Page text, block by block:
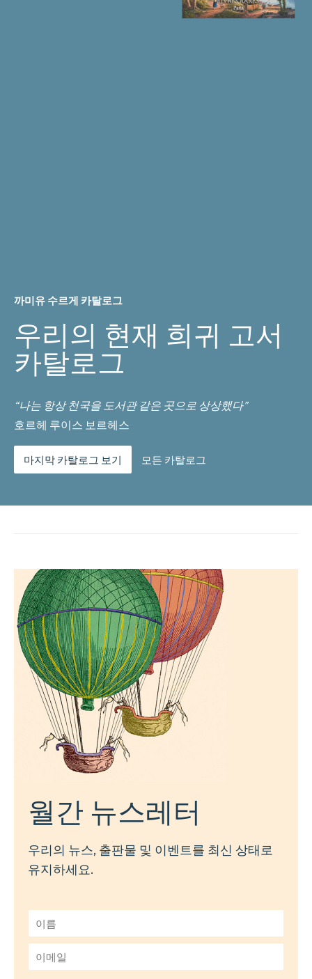
까미유 수르게 카탈로그
우리의 현재 희귀 고서
카탈로그
“나는 항상 천국을 도서관 같은 곳으로 상상했다”
호르헤 루이스 보르헤스
마지막 카탈로그 보기 모든 카탈로그
월간 뉴스레터
우리의 뉴스, 출판물 및 이벤트를 최신 상태로
유지하세요.
름
*
메